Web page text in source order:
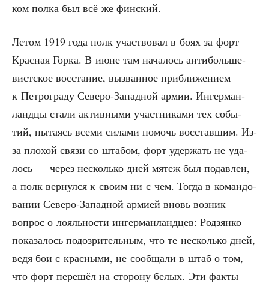
ком пол­ка был всё же финский.
Летом 1919 года полк участ­во­вал в боях за форт
Крас­ная Гор­ка. В июне там нача­лось анти­боль­ше­
вист­ское вос­ста­ние, вызван­ное при­бли­же­ни­ем
к Пет­ро­гра­ду Севе­ро-Запад­ной армии. Ингер­ман­
ланд­цы ста­ли актив­ны­ми участ­ни­ка­ми тех собы­
тий, пыта­ясь все­ми сила­ми помочь вос­став­шим. Из-
за пло­хой свя­зи со шта­бом, форт удер­жать не уда­
лось — через несколь­ко дней мятеж был подав­лен,
а полк вер­нул­ся к сво­им ни с чем. Тогда в коман­до­
ва­нии Севе­ро-Запад­ной арми­ей вновь воз­ник
вопрос о лояль­но­сти ингер­ман­ланд­цев: Родзян­ко
пока­за­лось подо­зри­тель­ным, что те несколь­ко дней,
ведя бои с крас­ны­ми, не сооб­ща­ли в штаб о том,
что форт пере­шёл на сто­ро­ну белых. Эти фак­ты